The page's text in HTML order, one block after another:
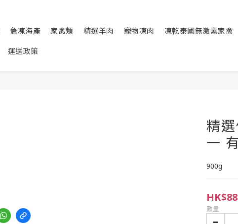
急凍海產 家禽類 精選羊肉 寵物凍肉 凍乾泰國無激素家禽
運送政策
精
一
900g
數量